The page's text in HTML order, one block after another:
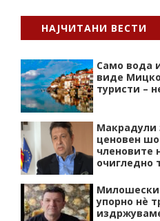
НАЈЧИТАНИ ВЕСТИ
Само вода
виде
туристи –
Макрадули
ценовен
членовите
очигледно
Милошески
упорно нѐ